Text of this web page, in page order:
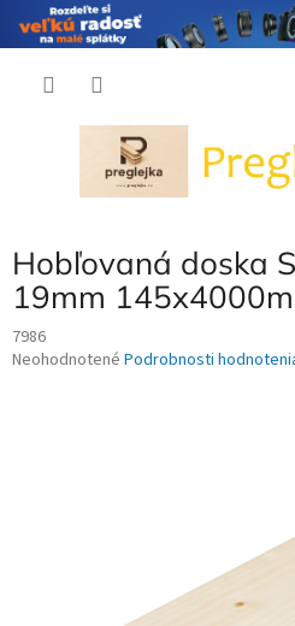
Hobľovaná doska
19mm
7986
Priemerné
Neohodnotené Podrobnosti